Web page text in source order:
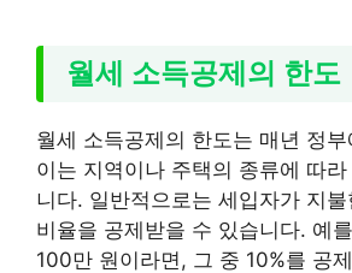
월세 소득공제의 한도
월세 소득공제의 한도는 매년 정
이는 지역이나 주택의 종류에 따
니다. 일반적으로는 세입자가 지
비율을 공제받을 수 있습니다. 예
100만 원이라면, 그 중 10%를 공